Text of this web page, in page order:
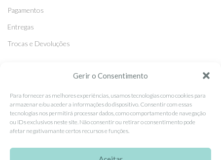
Gerir o Consentimento
Para fornecer as melhores experiências, usamos tecnologias como cookies para
armazenar e/ou aceder a informações do dispositivo. Consentir com essas
tecnologias nos permitirá processar dados, como comportamento de navegação
ou IDs exclusivos neste site. Não consentir ou retirar o consentimento pode
afetar negativamante certos recursos e funções.
Pagamentos
Entregas
Trocas e Devoluções
Facebook
Instagram
Pinterest